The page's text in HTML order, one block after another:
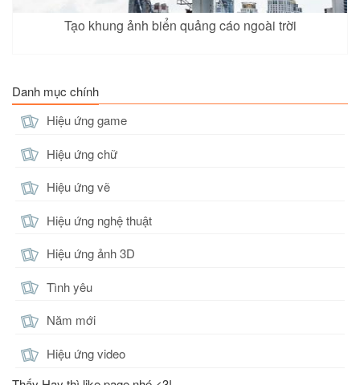
Tạo khung ảnh biển quảng cáo ngoài trời
Danh mục chính
Hiệu ứng game
Hiệu ứng chữ
Hiệu ứng vẽ
Hiệu ứng nghệ thuật
Hiệu ứng ảnh 3D
Tình yêu
Năm mới
Hiệu ứng video